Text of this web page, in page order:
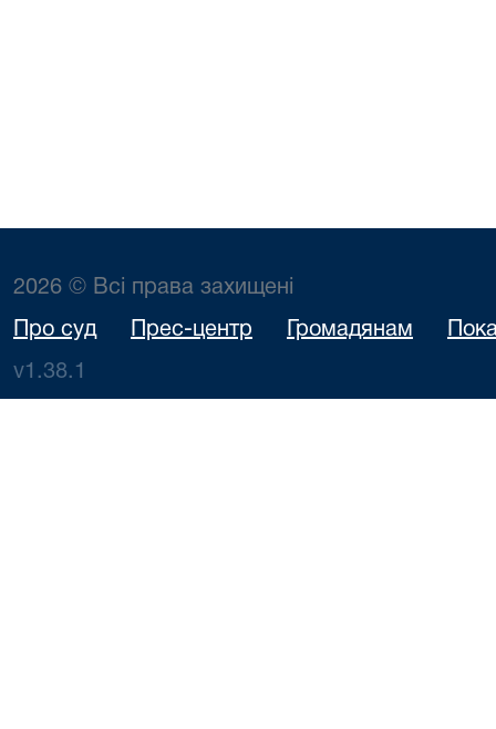
2026 © Всі права захищені
Про суд Прес-центр Громадянам
v1.38.1